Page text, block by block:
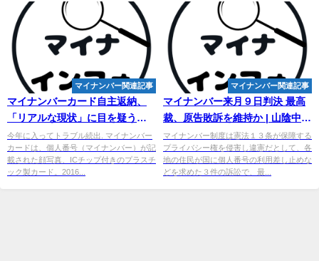
マイナンバー関連記事
マイナンバーカード自主返納、
「リアルな現状」に目を疑う…
ネットでは怒りの声も - Sirabee
今年に入ってトラブル続出. マイナンバー
カードは、個人番号（マイナンバー）が記
載された顔写真、ICチップ付きのプラスチ
ック製カード。2016...
マイナンバー関連記事
マイナンバー来月９日判決 最高
裁、原告敗訴を維持か | 山陰中央
新報デジタル
マイナンバー制度は憲法１３条が保障する
プライバシー権を侵害し違憲だとして、各
地の住民が国に個人番号の利用差し止めな
どを求めた３件の訴訟で、最...